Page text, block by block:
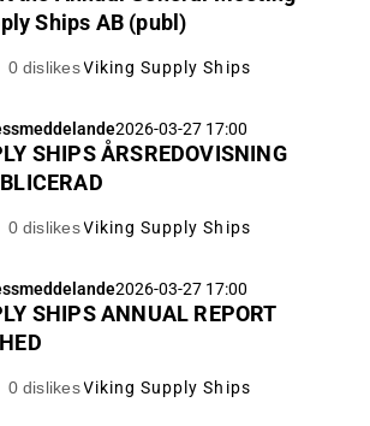
Ships AB (publ)
0 dislikes Viking Supply Ships
2026-03-27 17:00
SHIPS ÅRSREDOVISNING
0 dislikes Viking Supply Ships
2026-03-27 17:00
SHIPS ANNUAL REPORT
0 dislikes Viking Supply Ships